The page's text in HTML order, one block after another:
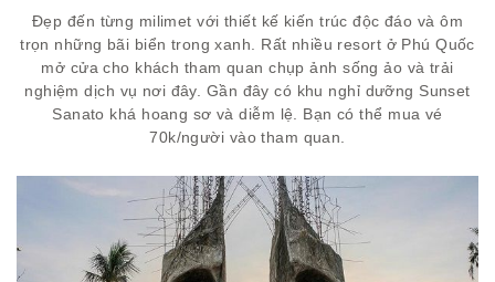
Đẹp đến từng milimet với thiết kế kiến trúc độc đáo và ôm
trọn những bãi biển trong xanh. Rất nhiều resort ở Phú Quốc
mở cửa cho khách tham quan chụp ảnh sống ảo và trải
nghiệm dịch vụ nơi đây. Gần đây có khu nghỉ dưỡng Sunset
Sanato khá hoang sơ và diễm lệ. Bạn có thể mua vé
70k/người vào tham quan.